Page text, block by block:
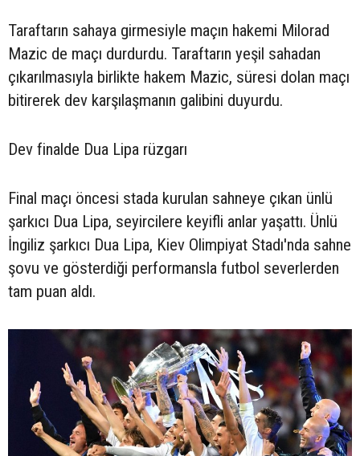
Taraftarın sahaya girmesiyle maçın hakemi Milorad
Mazic de maçı durdurdu. Taraftarın yeşil sahadan
çıkarılmasıyla birlikte hakem Mazic, süresi dolan maçı
bitirerek dev karşılaşmanın galibini duyurdu.
Dev finalde Dua Lipa rüzgarı
Final maçı öncesi stada kurulan sahneye çıkan ünlü
şarkıcı Dua Lipa, seyircilere keyifli anlar yaşattı. Ünlü
İngiliz şarkıcı Dua Lipa, Kiev Olimpiyat Stadı'nda sahne
şovu ve gösterdiği performansla futbol severlerden
tam puan aldı.